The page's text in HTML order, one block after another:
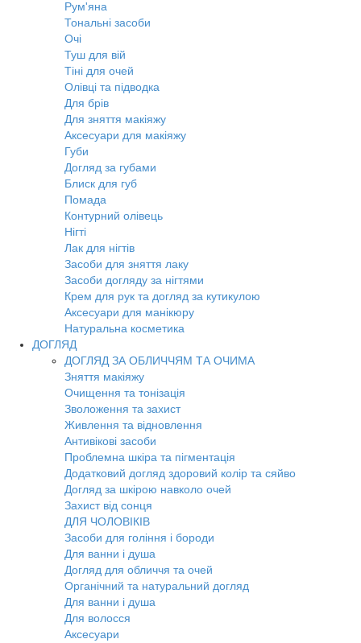
Рум'яна
Тональні засоби
Очі
Туш для вій
Тіні для очей
Олівці та підводка
Для брів
Для зняття макіяжу
Аксесуари для макіяжу
Губи
Догляд за губами
Блиск для губ
Помада
Контурний олівець
Нігті
Лак для нігтів
Засоби для зняття лаку
Засоби догляду за нігтями
Крем для рук та догляд за кутикулою
Аксесуари для манікюру
Натуральна косметика
ДОГЛЯД
ДОГЛЯД ЗА ОБЛИЧЧЯМ ТА ОЧИМА
Зняття макіяжу
Очищення та тонізація
Зволоження та захист
Живлення та відновлення
Антивікові засоби
Проблемна шкіра та пігментація
Додатковий догляд здоровий колір та сяйво
Догляд за шкірою навколо очей
Захист від сонця
ДЛЯ ЧОЛОВІКІВ
Засоби для гоління і бороди
Для ванни і душа
Догляд для обличчя та очей
Органічний та натуральний догляд
Для ванни і душа
Для волосся
Аксесуари